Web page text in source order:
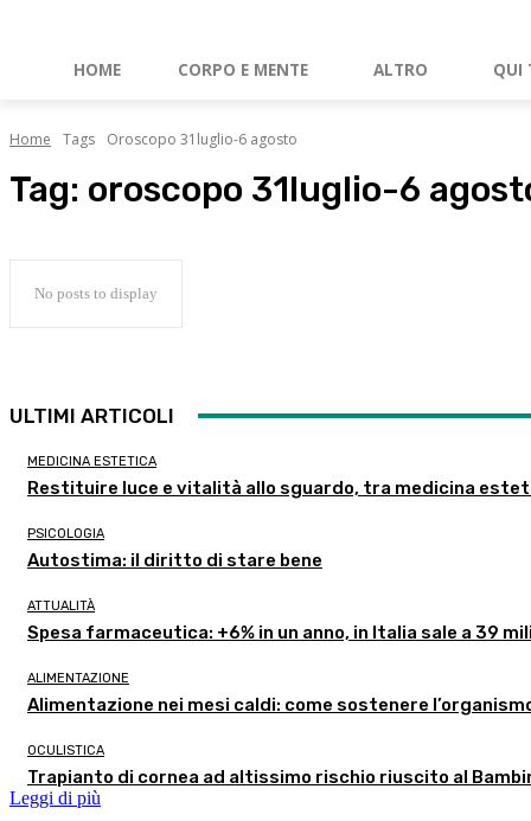
HOME CORPO E MENTE ALTRO QUI
Home Tags Oroscopo 31luglio-6 agosto
Tag: oroscopo 31luglio-6
No posts to display
ULTIMI ARTICOLI
MEDICINA ESTETICA
Restituire luce e vitalità allo sguardo, tra medicina
PSICOLOGIA
Autostima: il diritto di stare bene
ATTUALITÀ
Spesa farmaceutica: +6% in un anno, in Italia sale a 39
ALIMENTAZIONE
Alimentazione nei mesi caldi: come sostenere
OCULISTICA
Trapianto di cornea ad altissimo rischio riuscito al
Leggi di più